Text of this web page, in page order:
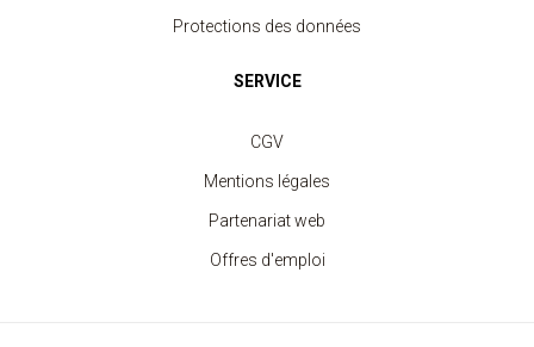
Protections des données
SERVICE
CGV
Mentions légales
Partenariat web
Offres d'emploi